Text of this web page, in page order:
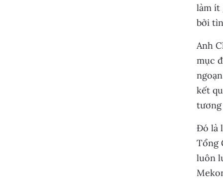
làm ít
bởi
Anh
mục
kết
Đó là
Tổng
luôn